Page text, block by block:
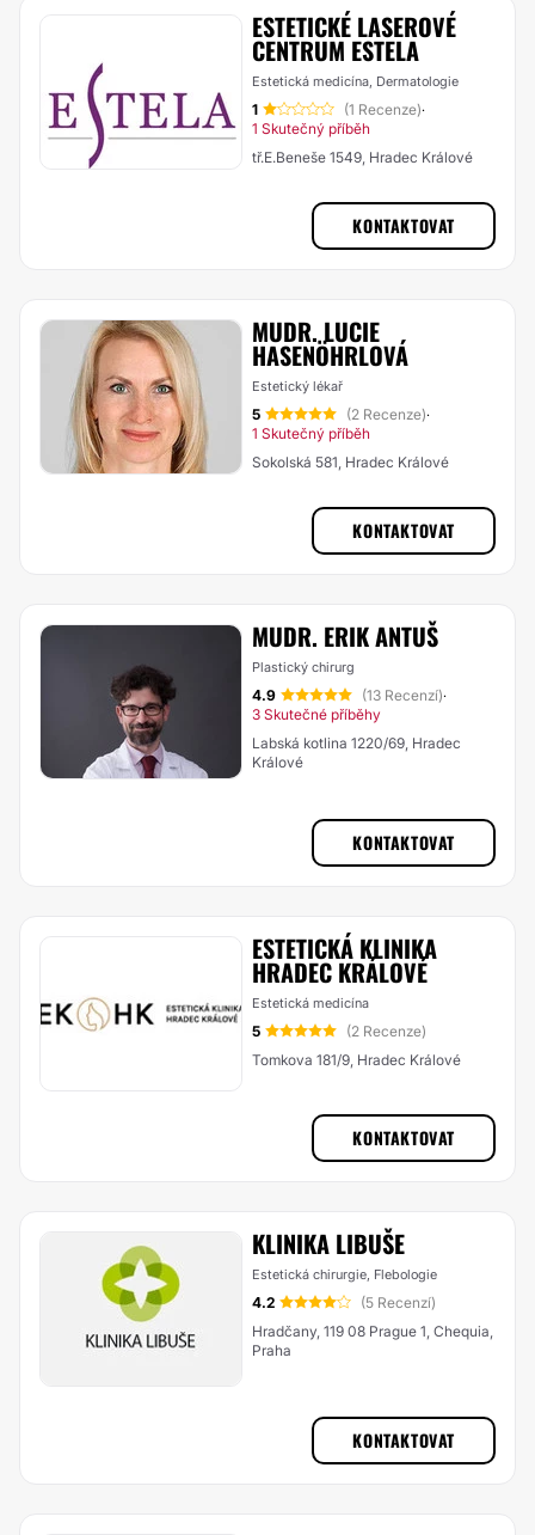
ESTETICKÉ LASEROVÉ
CENTRUM ESTELA
Estetická medicína, Dermatologie
1 (1 Recenze)·
1 Skutečný příběh
tř.E.Beneše 1549, Hradec Králové
KONTAKTOVAT
MUDR. LUCIE
HASENÖHRLOVÁ
Estetický lékař
5 (2 Recenze)·
1 Skutečný příběh
Sokolská 581, Hradec Králové
KONTAKTOVAT
MUDR. ERIK ANTUŠ
Plastický chirurg
4.9 (13 Recenzí)·
3 Skutečné příběhy
Labská kotlina 1220/69, Hradec
Králové
KONTAKTOVAT
ESTETICKÁ KLINIKA
HRADEC KRÁLOVÉ
Estetická medicína
5
(2 Recenze)
Tomkova 181/9, Hradec Králové
KONTAKTOVAT
KLINIKA LIBUŠE
Estetická chirurgie, Flebologie
4.2
(5 Recenzí)
Hradčany, 119 08 Prague 1, Chequia,
Praha
KONTAKTOVAT